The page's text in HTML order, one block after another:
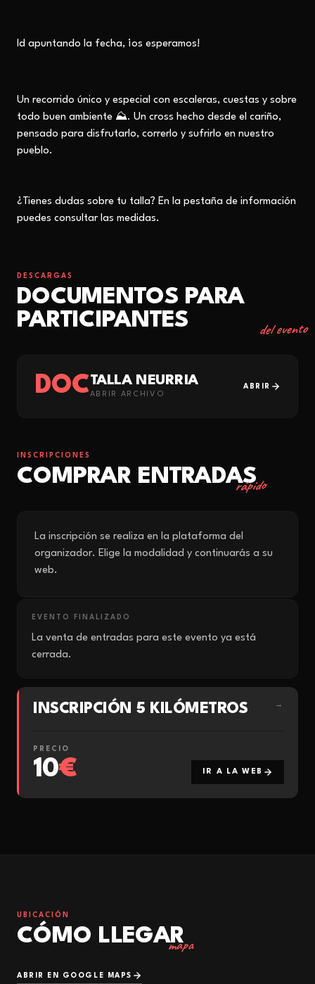
Id apuntando la fecha, ¡os esperamos!
Un recorrido único y especial con escaleras, cuestas y sobre
todo buen ambiente ⛰️. Un cross hecho desde el cariño,
pensado para disfrutarlo, correrlo y sufrirlo en nuestro
pueblo.
¿Tienes dudas sobre tu talla? En la pestaña de información
puedes consultar las medidas.
DESCARGAS
DOCUMENTOS PARA
PARTICIPANTES
del evento
DOCTALLA NEURRIA
ABRIR ARCHIVO
ABRIR
INSCRIPCIONES
COMPRAR ENTRADAS
rápido
La inscripción se realiza en la plataforma del
organizador. Elige la modalidad y continuarás a su
web.
EVENTO FINALIZADO
La venta de entradas para este evento ya está
cerrada.
INSCRIPCIÓN 5 KILÓMETROS →
PRECIO
10€ IR A LA WEB
UBICACIÓN
CÓMO LLEGAR
mapa
ABRIR EN GOOGLE MAPS